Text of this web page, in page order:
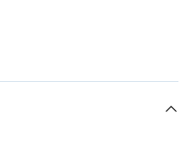
Reconnaître
pour une clientèle